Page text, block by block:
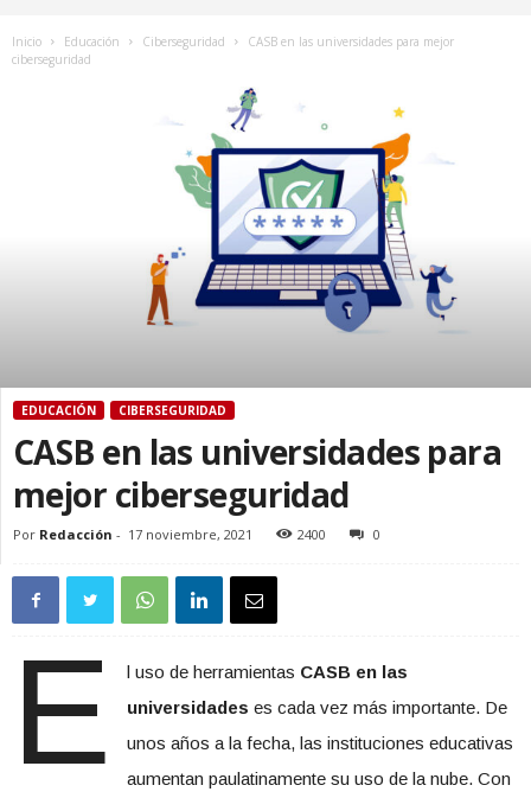
Inicio Educación Ciberseguridad
CASB en las universidades para mejor
ciberseguridad
EDUCACIÓN CIBERSEGURIDAD
CASB en las universidades para
mejor ciberseguridad
Por Redacción - 17 noviembre, 2021 2400 0
E l uso de herramientas CASB en las
universidades es cada vez más importante. De
unos años a la fecha, las instituciones educativas
aumentan paulatinamente su uso de la nube. Con